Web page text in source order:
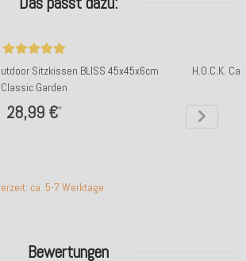
Bewertungen
Sitzkissen BLISS 45x45x6cm
Classic Garden
28,99 €*
ca. 5-7 Werktage
H.O.C.K.